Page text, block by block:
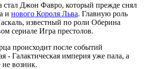
стал Джон Фавро, который прежде снял
и нового Короля Льва. Главную роль
известный по роли Оберина
сериале Игра престолов.
происходит после событий
- Галактическая империя уже пала, а
возник.